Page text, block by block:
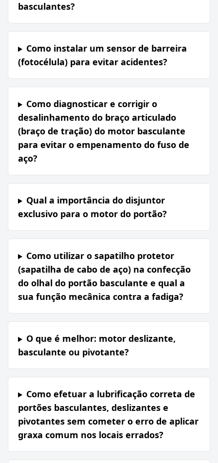
basculantes?
Como instalar um sensor de barreira
(fotocélula) para evitar acidentes?
Como diagnosticar e corrigir o
desalinhamento do braço articulado
(braço de tração) do motor basculante
para evitar o empenamento do fuso de
aço?
Qual a importância do disjuntor
exclusivo para o motor do portão?
Como utilizar o sapatilho protetor
(sapatilha de cabo de aço) na confecção
do olhal do portão basculante e qual a
sua função mecânica contra a fadiga?
O que é melhor: motor deslizante,
basculante ou pivotante?
Como efetuar a lubrificação correta de
portões basculantes, deslizantes e
pivotantes sem cometer o erro de aplicar
graxa comum nos locais errados?